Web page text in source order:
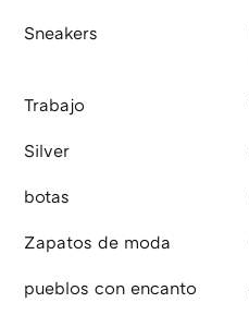
Sneakers
Trabajo
Silver
botas
Zapatos de moda
pueblos con encanto